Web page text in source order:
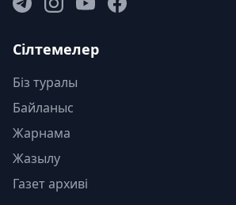
Сілтемелер
Біз туралы
Байланыс
Жарнама
Жазылу
Газет архиві